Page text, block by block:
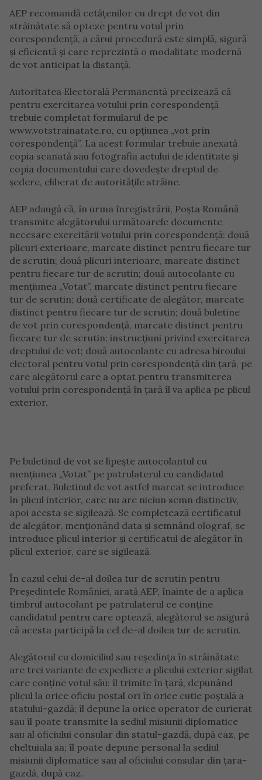
AEP recomandă cetăţenilor cu drept de vot din
străinătate să opteze pentru votul prin
corespondenţă, a cărui procedură este simplă, sigură
şi eficientă şi care reprezintă o modalitate modernă
de vot anticipat la distanţă.
Autoritatea Electorală Permanentă precizează că
pentru exercitarea votului prin corespondenţă
trebuie completat formularul de pe
www.votstrainatate.ro, cu opţiunea „vot prin
corespondenţă”. La acest formular trebuie anexată
copia scanată sau fotografia actului de identitate şi
copia documentului care dovedeşte dreptul de
şedere, eliberat de autorităţile străine.
AEP adaugă că, în urma înregistrării, Poşta Română
transmite alegătorului următoarele documente
necesare exercitării votului prin corespondenţă: două
plicuri exterioare, marcate distinct pentru fiecare tur
de scrutin; două plicuri interioare, marcate distinct
pentru fiecare tur de scrutin; două autocolante cu
menţiunea „Votat”, marcate distinct pentru fiecare
tur de scrutin; două certificate de alegător, marcate
distinct pentru fiecare tur de scrutin; două buletine
de vot prin corespondenţă, marcate distinct pentru
fiecare tur de scrutin; instrucţiuni privind exercitarea
dreptului de vot; două autocolante cu adresa biroului
electoral pentru votul prin corespondenţă din ţară, pe
care alegătorul care a optat pentru transmiterea
votului prin corespondenţă în ţară îl va aplica pe plicul
exterior.
Pe buletinul de vot se lipeşte autocolantul cu
menţiunea „Votat” pe patrulaterul cu candidatul
preferat. Buletinul de vot astfel marcat se introduce
în plicul interior, care nu are niciun semn distinctiv,
apoi acesta se sigilează. Se completează certificatul
de alegător, menţionând data şi semnând olograf, se
introduce plicul interior şi certificatul de alegător în
plicul exterior, care se sigilează.
În cazul celui de-al doilea tur de scrutin pentru
Preşedintele României, arată AEP, înainte de a aplica
timbrul autocolant pe patrulaterul ce conţine
candidatul pentru care optează, alegătorul se asigură
că acesta participă la cel de-al doilea tur de scrutin.
Alegătorul cu domiciliul sau reşedinţa în străinătate
are trei variante de expediere a plicului exterior sigilat
care conţine votul său: îl trimite în ţară, depunând
plicul la orice oficiu poştal ori în orice cutie poştală a
statului-gazdă; îl depune la orice operator de curierat
sau îl poate transmite la sediul misiunii diplomatice
sau al oficiului consular din statul-gazdă, după caz, pe
cheltuiala sa; îl poate depune personal la sediul
misiunii diplomatice sau al oficiului consular din ţara-
gazdă, după caz.